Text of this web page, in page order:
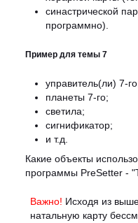
синастрической
программно).
Пример для темы 7
управитель(ли) 7-
планеты 7-го;
светила;
сигнификатор;
и т.д.
Какие объекты
программы PreSetter -
Важно! Исходя из
натальную карту